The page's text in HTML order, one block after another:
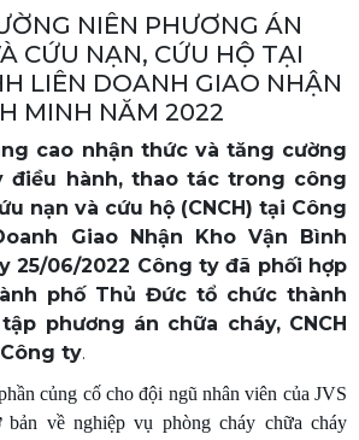
NIÊN PHƯƠNG ÁN
CỨU NẠN, CỨU HỘ TẠI
LIÊN DOANH GIAO NHẬN
MINH NĂM 2022
cao nhận thức và tăng cường
điều hành, thao tác trong công
nạn và cứu hộ (CNCH) tại Công
Giao Nhận Kho Vận Bình
25/06/2022 Công ty đã phối hợp
phố Thủ Đức tổ chức thành
phương án chữa cháy, CNCH
ty.
củng cố cho đội ngũ nhân viên của JVS
về nghiệp vụ phòng cháy chữa cháy